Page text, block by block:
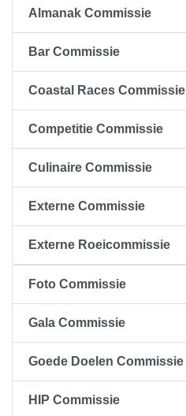
Almanak Commissie
Bar Commissie
Coastal Races Commissie
Competitie Commissie
Culinaire Commissie
Externe Commissie
Externe Roeicommissie
Foto Commissie
Gala Commissie
Goede Doelen Commissie
HIP Commissie